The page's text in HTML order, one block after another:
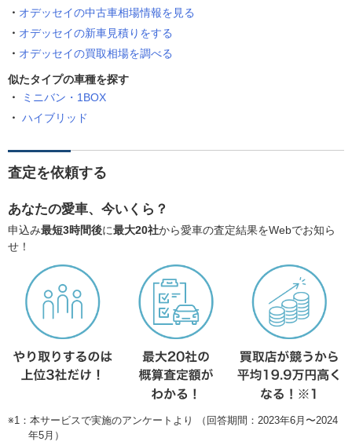
オデッセイの中古車相場情報を見る
オデッセイの新車見積りをする
オデッセイの買取相場を調べる
似たタイプの車種を探す
ミニバン・1BOX
ハイブリッド
査定を依頼する
あなたの愛車、今いくら？
申込み最短3時間後に最大20社から愛車の査定結果をWebでお知ら
せ！
※1：本サービスで実施のアンケートより （回答期間：2023年6月〜2024
年5月）